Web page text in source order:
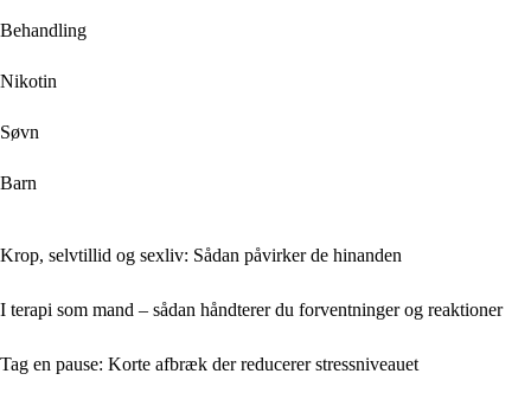
Behandling
Nikotin
Søvn
Barn
Krop, selvtillid og sexliv: Sådan påvirker de hinanden
I terapi som mand – sådan håndterer du forventninger og reaktioner
Tag en pause: Korte afbræk der reducerer stressniveauet